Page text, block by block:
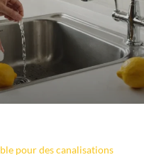
pour des canalisations